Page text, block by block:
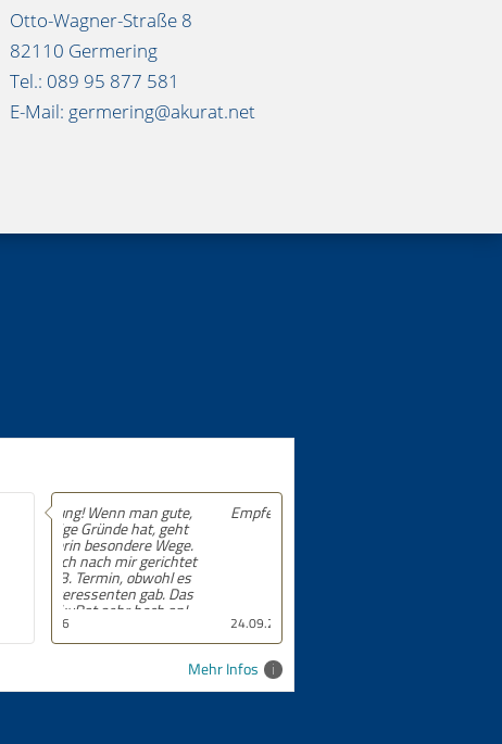
Otto-Wagner-Straße 8
82110 Germering
Tel.: 089 95 877 581
E-Mail: germering@akurat.net
24.09.2025
Empfehlung! 5 von 5 Sternen.
Mehr Infos